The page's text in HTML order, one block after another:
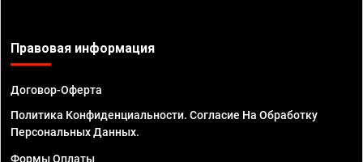
Правовая информация
Договор-Оферта
Политика Конфиденциальности. Согласие На Обработку
Персональных Данных.
Формы Оплаты